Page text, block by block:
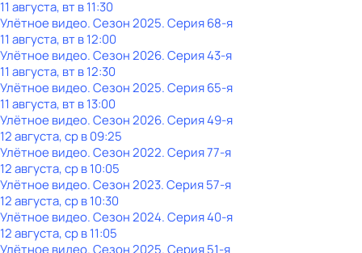
11 августа, вт в 11:30
Улётное видео. Сезон 2025. Серия 68-я
11 августа, вт в 12:00
Улётное видео. Сезон 2026. Серия 43-я
11 августа, вт в 12:30
Улётное видео. Сезон 2025. Серия 65-я
11 августа, вт в 13:00
Улётное видео. Сезон 2026. Серия 49-я
12 августа, ср в 09:25
Улётное видео. Сезон 2022. Серия 77-я
12 августа, ср в 10:05
Улётное видео. Сезон 2023. Серия 57-я
12 августа, ср в 10:30
Улётное видео. Сезон 2024. Серия 40-я
12 августа, ср в 11:05
Улётное видео. Сезон 2025. Серия 51-я